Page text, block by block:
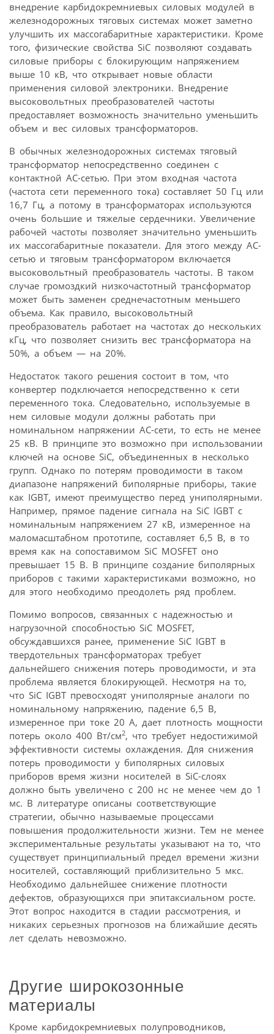
внедрение карбидокремниевых силовых модулей в
железнодорожных тяговых системах может заметно
улучшить их массогабаритные характеристики. Кроме
того, физические свойства SiC позволяют создавать
силовые приборы с блокирующим напряжением
выше 10 кВ, что открывает новые области
применения силовой электроники. Внедрение
высоковольтных преобразователей частоты
предоставляет возможность значительно уменьшить
объем и вес силовых трансформаторов.
В обычных железнодорожных системах тяговый
трансформатор непосредственно соединен с
контактной АС-сетью. При этом входная частота
(частота сети переменного тока) составляет 50 Гц или
16,7 Гц, а потому в трансформаторах используются
очень большие и тяжелые сердечники. Увеличение
рабочей частоты позволяет значительно уменьшить
их массогабаритные показатели. Для этого между АС-
сетью и тяговым трансформатором включается
высоковольтный преобразователь частоты. В таком
случае громоздкий низкочастотный трансформатор
может быть заменен среднечастотным меньшего
объема. Как правило, высоковольтный
преобразователь работает на частотах до нескольких
кГц, что позволяет снизить вес трансформатора на
50%, а объем — на 20%.
Недостаток такого решения состоит в том, что
конвертер подключается непосредственно к сети
переменного тока. Следовательно, используемые в
нем силовые модули должны работать при
номинальном напряжении АС-сети, то есть не менее
25 кВ. В принципе это возможно при использовании
ключей на основе SiC, объединенных в несколько
групп. Однако по потерям проводимости в таком
диапазоне напряжений биполярные приборы, такие
как IGBT, имеют преимущество перед униполярными.
Например, прямое падение сигнала на SiC IGBT с
номинальным напряжением 27 кВ, измеренное на
маломасштабном прототипе, составляет 6,5 В, в то
время как на сопоставимом SiC MOSFET оно
превышает 15 В. В принципе создание биполярных
приборов с такими характеристиками возможно, но
для этого необходимо преодолеть ряд проблем.
Помимо вопросов, связанных с надежностью и
нагрузочной способностью SiC MOSFET,
обсуждавшихся ранее, применение SiC IGBT в
твердотельных трансформаторах требует
дальнейшего снижения потерь проводимости, и эта
проблема является блокирующей. Несмотря на то,
что SiC IGBT превосходят униполярные аналоги по
номинальному напряжению, падение 6,5 В,
измеренное при токе 20 А, дает плотность мощности
потерь около 400 Вт/см2, что требует недостижимой
эффективности системы охлаждения. Для снижения
потерь проводимости у биполярных силовых
приборов время жизни носителей в SiC-слоях
должно быть увеличено с 200 нс не менее чем до 1
мс. В литературе описаны соответствующие
стратегии, обычно называемые процессами
повышения продолжительности жизни. Тем не менее
экспериментальные результаты указывают на то, что
существует принципиальный предел времени жизни
носителей, составляющий приблизительно 5 мкс.
Необходимо дальнейшее снижение плотности
дефектов, образующихся при эпитаксиальном росте.
Этот вопрос находится в стадии рассмотрения, и
никаких серьезных прогнозов на ближайшие десять
лет сделать невозможно.
Другие широкозонные
материалы
Кроме карбидокремниевых полупроводников,